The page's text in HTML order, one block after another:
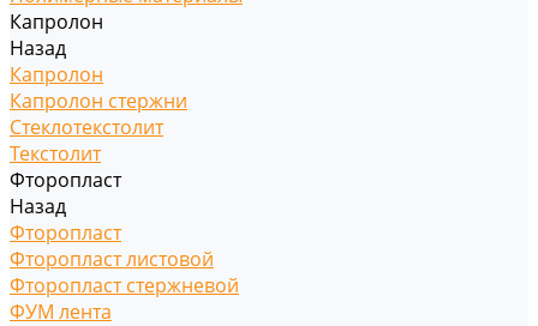
Капролон
Назад
Капролон
Капролон стержни
Стеклотекстолит
Текстолит
Фторопласт
Назад
Фторопласт
Фторопласт листовой
Фторопласт стержневой
ФУМ лента